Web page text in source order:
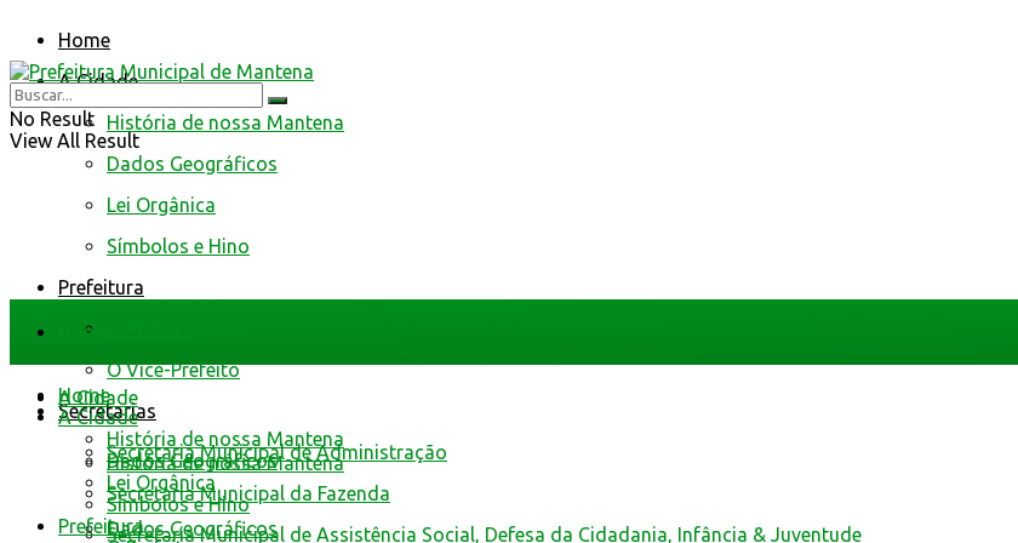
Home
A Cidade
História de nossa Mantena
Dados Geográficos
Lei Orgânica
Símbolos e Hino
Prefeitura
O Vice-Prefeito
Secretarias
Secretaria Municipal de Administração
Secretaria Municipal da Fazenda
Secretaria Municipal de Assistência Social, Defesa da Cidadania, Infância & Juventude
No Result
View All Result
Home
A Cidade
História de nossa Mantena
Dados Geográficos
Home
A Cidade
História de nossa Mantena
Dados Geográficos
Lei Orgânica
Símbolos e Hino
Prefeitura